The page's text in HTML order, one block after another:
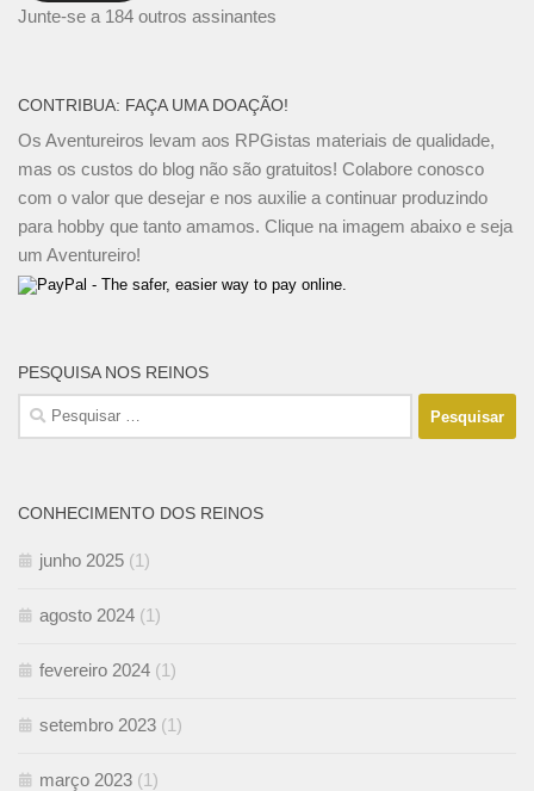
mail
Junte-se a 184 outros assinantes
CONTRIBUA: FAÇA UMA DOAÇÃO!
Os Aventureiros levam aos RPGistas materiais de qualidade,
mas os custos do blog não são gratuitos! Colabore conosco
com o valor que desejar e nos auxilie a continuar produzindo
para hobby que tanto amamos. Clique na imagem abaixo e seja
um Aventureiro!
PESQUISA NOS REINOS
Pesquisar
por:
CONHECIMENTO DOS REINOS
junho 2025 (1)
agosto 2024 (1)
fevereiro 2024 (1)
setembro 2023 (1)
março 2023 (1)